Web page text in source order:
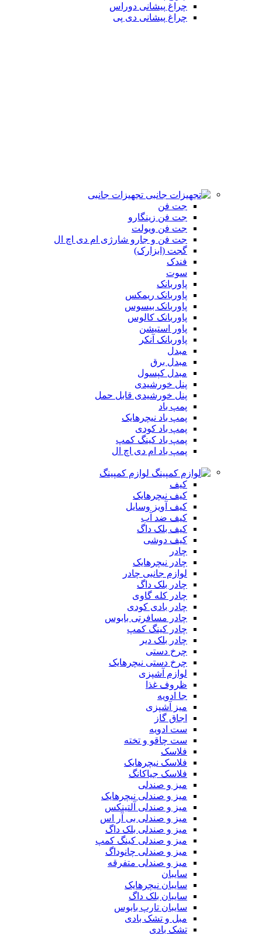
چراغ پیشانی دوراس
چراغ پیشانی دی پی
تجهیزات جانبی
جت فن
جت فن زینگارو
جت فن ویولت
جت فن و جارو شارژی ام دی اچ ال
گجت (ابزارک)
فندک
سوت
پاوربانک
پاوربانک ریمکس
پاوربانک بیسوس
پاوربانک کالوس
پاور استیشن
پاوربانک آنکر
مبدل
مبدل برق
مبدل کپسول
پنل خورشیدی
پنل خورشیدی قابل حمل
پمپ باد
پمپ باد نیچرهایک
پمپ باد کودی
پمپ باد کینگ کمپ
پمپ باد ام دی اچ ال
لوازم کمپینگ
کیف
کیف نیچرهایک
کیف آویز وسایل
کیف ضد آب
کیف بلک داگ
کیف دوشی
چادر
چادر نیچرهایک
لوازم جانبی چادر
چادر بلک داگ
چادر کله گاوی
چادر بادی کودی
چادر مسافرتی بابوس
چادر کینگ کمپ
چادر بلک دیر
چرخ دستی
چرخ دستی نیچرهایک
لوازم آشپزی
ظروف غذا
جا ادویه
میز آشپزی
اجاق گاز
ست ادویه
ست چاقو و تخته
فلاسک
فلاسک نیچرهایک
فلاسک جیاکانگ
میز و صندلی
میز و صندلی نیچرهایک
میز و صندلی آلتینکس
میز و صندلی بی آر اس
میز و صندلی بلک داگ
میز و صندلی کینگ کمپ
میز و صندلی چانوداگ
میز و صندلی متفرقه
سایبان
سایبان نیچرهایک
سایبان بلک داگ
سایبان تارپ بابوس
مبل و تشک بادی
تشک بادی